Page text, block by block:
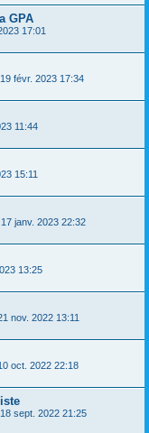
GPA
17:01
févr. 2023 17:34
11:44
15:11
janv. 2023 22:32
13:25
nov. 2022 13:11
oct. 2022 22:18
sept. 2022 21:25